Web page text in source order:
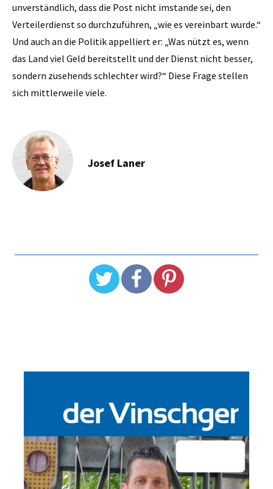
unverständlich, dass die Post nicht imstande sei, den
Verteilerdienst so durchzuführen, „wie es vereinbart wurde.“
Und auch an die Politik appelliert er: „Was nützt es, wenn
das Land viel Geld bereitstellt und der Dienst nicht besser,
sondern zusehends schlechter wird?“ Diese Frage stellen
sich mittlerweile viele.
Josef Laner